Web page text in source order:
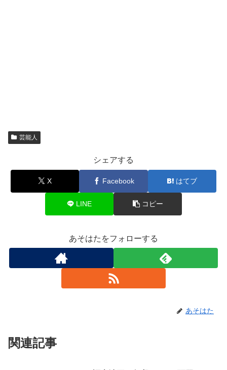
芸能人
シェアする
X Facebook はてブ
LINE コピー
あそはたをフォローする
あそはた
関連記事